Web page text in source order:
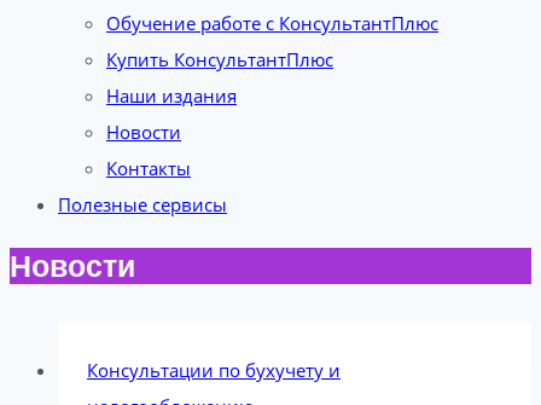
Обучение работе с КонсультантПлюс
Купить КонсультантПлюс
Наши издания
Новости
Контакты
Полезные сервисы
Новости
Консультации по бухучету и